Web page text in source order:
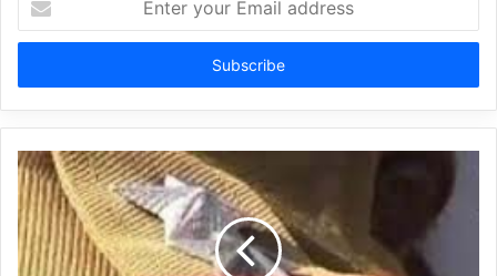
your
Email